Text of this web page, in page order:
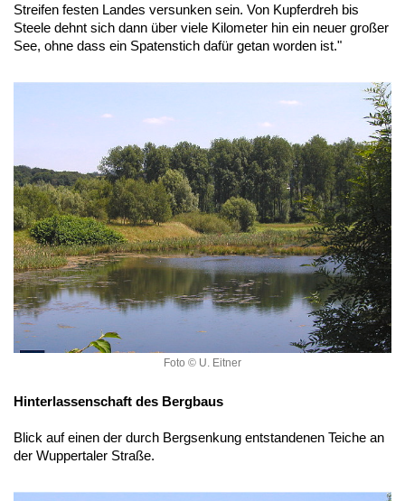
Streifen festen Landes versunken sein. Von Kupferdreh bis
Steele dehnt sich dann über viele Kilometer hin ein neuer großer
See, ohne dass ein Spatenstich dafür getan worden ist."
Foto © U. Eitner
Hinterlassenschaft des Bergbaus
Blick auf einen der durch Bergsenkung entstandenen Teiche an
der Wuppertaler Straße.